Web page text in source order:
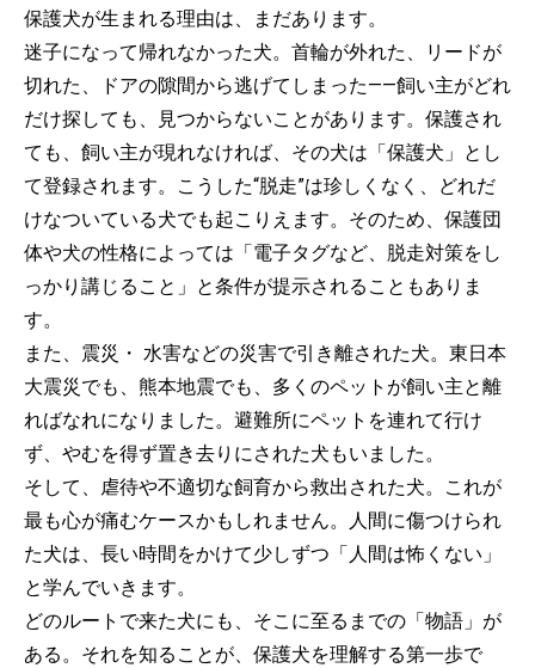
保護犬が生まれる理由は、まだあります。
迷子になって帰れなかった犬。首輪が外れた、リードが
切れた、ドアの隙間から逃げてしまった——飼い主がどれ
だけ探しても、見つからないことがあります。保護され
ても、飼い主が現れなければ、その犬は「保護犬」とし
て登録されます。こうした“脱走”は珍しくなく、どれだ
けなついている犬でも起こりえます。そのため、保護団
体や犬の性格によっては「電子タグなど、脱走対策をし
っかり講じること」と条件が提示されることもありま
す。
また、震災・ 水害などの災害で引き離された犬。東日本
大震災でも、熊本地震でも、多くのペットが飼い主と離
ればなれになりました。避難所にペットを連れて行け
ず、やむを得ず置き去りにされた犬もいました。
そして、虐待や不適切な飼育から救出された犬。これが
最も心が痛むケースかもしれません。人間に傷つけられ
た犬は、長い時間をかけて少しずつ「人間は怖くない」
と学んでいきます。
どのルートで来た犬にも、そこに至るまでの「物語」が
ある。それを知ることが、保護犬を理解する第一歩で